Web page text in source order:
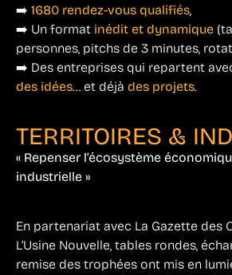
➡️ 1680 rendez-vous qualifiés,
➡️ Un format inédit et dynamique
personnes, pitchs de 3 minutes,
➡️ Des entreprises qui repartent
des idées… et déjà des projets.
TERRITOIRES &
« Repenser l’écosystème
industrielle »
En partenariat avec La Gazette des
L’Usine Nouvelle, tables rondes,
remise des trophées ont mis en